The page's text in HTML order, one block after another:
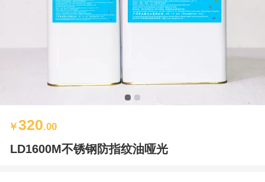
￥320.00
LD1600M不锈钢防指纹油哑光